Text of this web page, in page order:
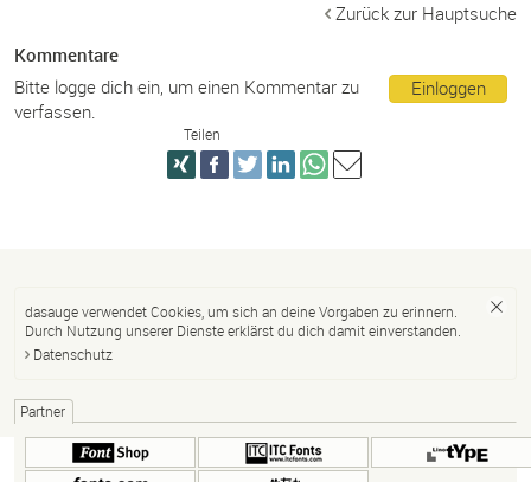
Zurück zur Hauptsuche
Kommentare
Einloggen
Bitte logge dich ein, um einen Kommentar zu
verfassen.
Teilen
dasauge verwendet Cookies, um sich an deine Vorgaben zu erinnern.
Durch Nutzung unserer Dienste erklärst du dich damit einverstanden.
Datenschutz
Partner